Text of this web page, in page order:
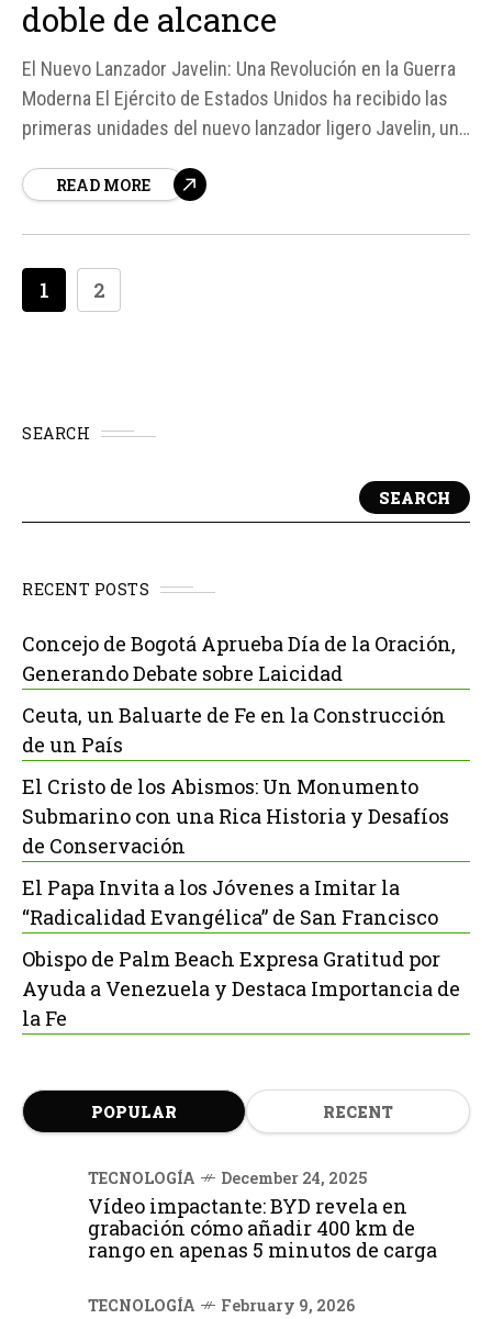
doble de alcance
El Nuevo Lanzador Javelin: Una Revolución en la Guerra
Moderna El Ejército de Estados Unidos ha recibido las
primeras unidades del nuevo lanzador ligero Javelin, un
respuesta de la infantería en la primera línea de fuego.
READ MORE
1 2
SEARCH
SEARCH
RECENT POSTS
Concejo de Bogotá Aprueba Día de la Oración,
Generando Debate sobre Laicidad
Ceuta, un Baluarte de Fe en la Construcción
de un País
El Cristo de los Abismos: Un Monumento
Submarino con una Rica Historia y Desafíos
de Conservación
El Papa Invita a los Jóvenes a Imitar la
“Radicalidad Evangélica” de San Francisco
Obispo de Palm Beach Expresa Gratitud por
Ayuda a Venezuela y Destaca Importancia de
la Fe
POPULAR RECENT
TECNOLOGÍA December 24, 2025
Vídeo impactante: BYD revela en
grabación cómo añadir 400 km de
rango en apenas 5 minutos de carga
TECNOLOGÍA February 9, 2026